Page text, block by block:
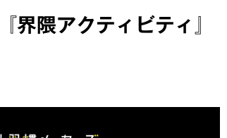
隈アクティビティ』